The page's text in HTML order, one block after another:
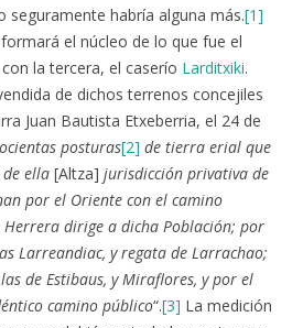
seguramente habría alguna más.[1]
el núcleo de lo que fue el
la tercera, el caserío Larditxiki.
de dichos terrenos concejiles
Juan Bautista Etxeberria, el 24 de
posturas[2] de tierra erial que
ella [Altza] jurisdicción privativa de
por el Oriente con el camino
Herrera dirige a dicha Población; por
Larreandiac, y regata de Larrachao;
de Estibaus, y Miraflores, y por el
camino público“.[3] La medición